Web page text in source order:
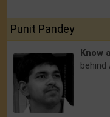
Punit Pandey
Know
behind